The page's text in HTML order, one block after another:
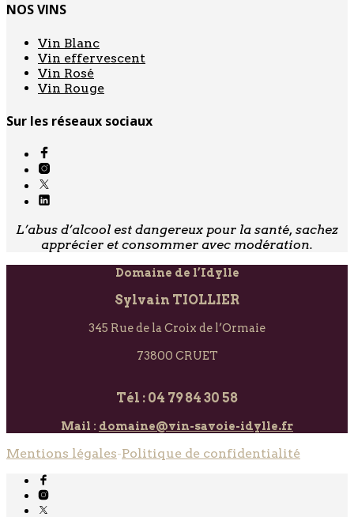
NOS VINS
Vin Blanc
Vin effervescent
Vin Rosé
Vin Rouge
Sur les réseaux sociaux
L’abus d’alcool est dangereux pour la santé, sachez
apprécier et consommer avec modération.
Domaine de l’Idylle
Sylvain TIOLLIER
345 Rue de la Croix de l’Ormaie
73800 CRUET
Tél : 04 79 84 30 58
Mail : domaine@vin-savoie-idylle.fr
Mentions légales-Politique de confidentialité